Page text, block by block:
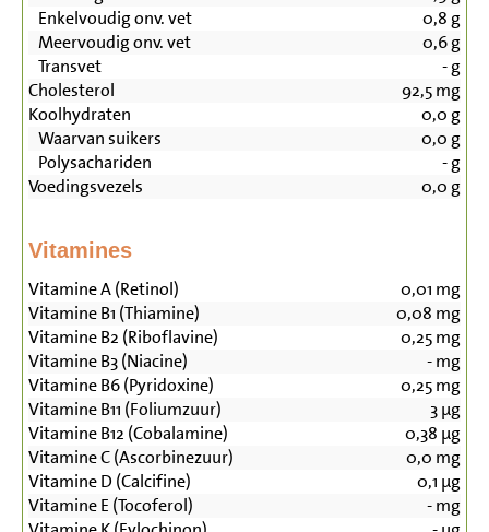
Enkelvoudig onv. vet
0,8 g
Meervoudig onv. vet
0,6g
Transvet
-g
Cholesterol
92,5mg
Koolhydraten
0,0 g
Waarvan suikers
0,0 g
Polysachariden
-g
Voedingsvezels
0,0 g
Vitamines
Vitamine A (Retinol) 0,01 mg
Vitamine B1 (Thiamine)
0,08 mg
Vitamine B2 (Riboflavine)
0,25mg
Vitamine B3 (Niacine)
-mg
Vitamine B6 (Pyridoxine)
0,25mg
Vitamine B11 (Foliumzuur)
3µg
Vitamine B12 (Cobalamine)
0,38 µg
Vitamine C (Ascorbinezuur)
0,0 mg
Vitamine D (Calcifine)
0,1 µg
Vitamine E (Tocoferol)
-mg